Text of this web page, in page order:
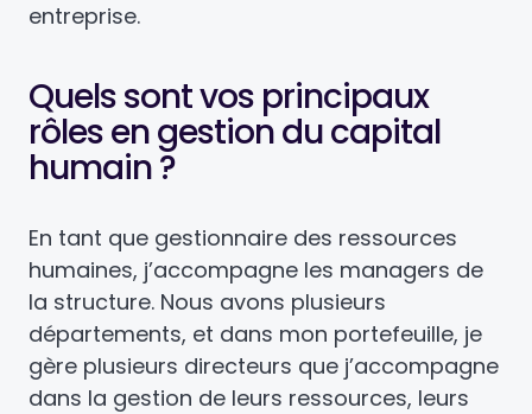
entreprise.
Quels sont vos principaux
rôles en gestion du capital
humain ?
En tant que gestionnaire des ressources
humaines, j’accompagne les managers de
la structure. Nous avons plusieurs
départements, et dans mon portefeuille, je
gère plusieurs directeurs que j’accompagne
dans la gestion de leurs ressources, leurs